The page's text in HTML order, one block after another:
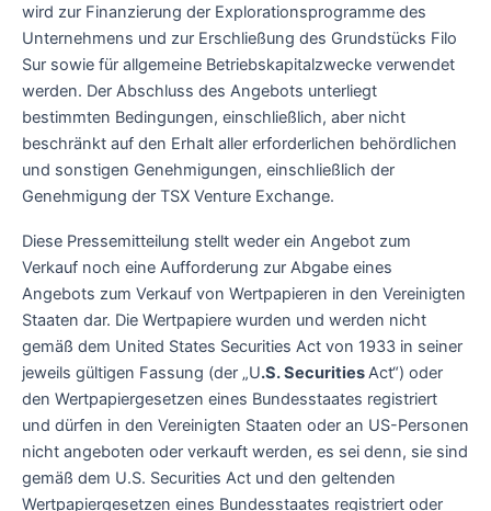
wird zur Finanzierung der Explorationsprogramme des
Unternehmens und zur Erschließung des Grundstücks Filo
Sur sowie für allgemeine Betriebskapitalzwecke verwendet
werden. Der Abschluss des Angebots unterliegt
bestimmten Bedingungen, einschließlich, aber nicht
beschränkt auf den Erhalt aller erforderlichen behördlichen
und sonstigen Genehmigungen, einschließlich der
Genehmigung der TSX Venture Exchange.
Diese Pressemitteilung stellt weder ein Angebot zum
Verkauf noch eine Aufforderung zur Abgabe eines
Angebots zum Verkauf von Wertpapieren in den Vereinigten
Staaten dar. Die Wertpapiere wurden und werden nicht
gemäß dem United States Securities Act von 1933 in seiner
jeweils gültigen Fassung (der „U.S. SecuritiesAct“) oder
den Wertpapiergesetzen eines Bundesstaates registriert
und dürfen in den Vereinigten Staaten oder an US-Personen
nicht angeboten oder verkauft werden, es sei denn, sie sind
gemäß dem U.S. Securities Act und den geltenden
Wertpapiergesetzen eines Bundesstaates registriert oder